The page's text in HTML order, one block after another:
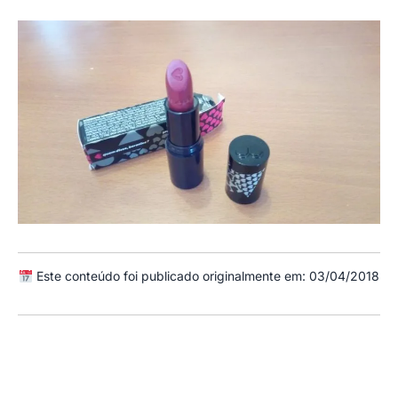
Este conteúdo foi publicado originalmente em: 03/04/2018